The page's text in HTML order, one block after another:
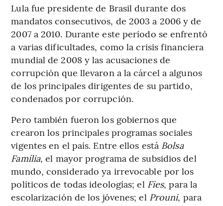
Lula fue presidente de Brasil durante dos
mandatos consecutivos, de 2003 a 2006 y de
2007 a 2010. Durante este período se enfrentó
a varias dificultades, como la crisis financiera
mundial de 2008 y las acusaciones de
corrupción que llevaron a la cárcel a algunos
de los principales dirigentes de su partido,
condenados por corrupción.
Pero también fueron los gobiernos que
crearon los principales programas sociales
vigentes en el país. Entre ellos está Bolsa
Família, el mayor programa de subsidios del
mundo, considerado ya irrevocable por los
políticos de todas ideologías; el Fies, para la
escolarización de los jóvenes; el Prouni, para